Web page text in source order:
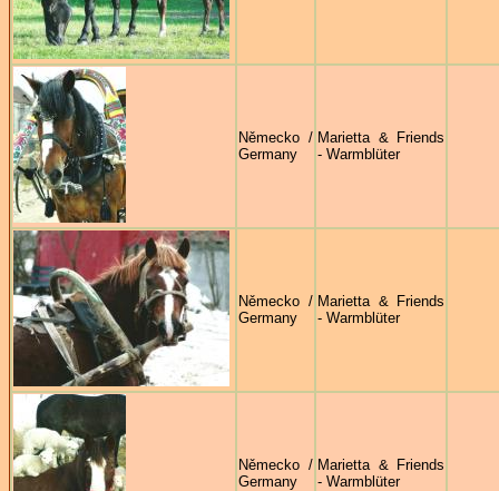
Německo /
Germany
Marietta & Friends
- Warmblüter
Německo /
Germany
Marietta & Friends
- Warmblüter
Německo /
Germany
Marietta & Friends
- Warmblüter